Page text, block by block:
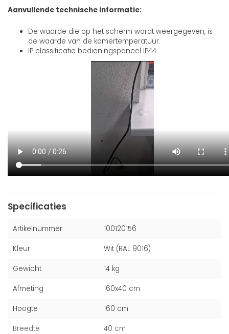
Aanvullende technische informatie:
De waarde die op het scherm wordt weergegeven, is
de waarde van de kamertemperatuur.
IP classificatie bedieningspaneel IP44
Specificaties
Artikelnummer 100120156
Kleur Wit (RAL 9016)
Gewicht 14 kg
Afmeting 160x40 cm
Hoogte 160 cm
Breedte 40 cm